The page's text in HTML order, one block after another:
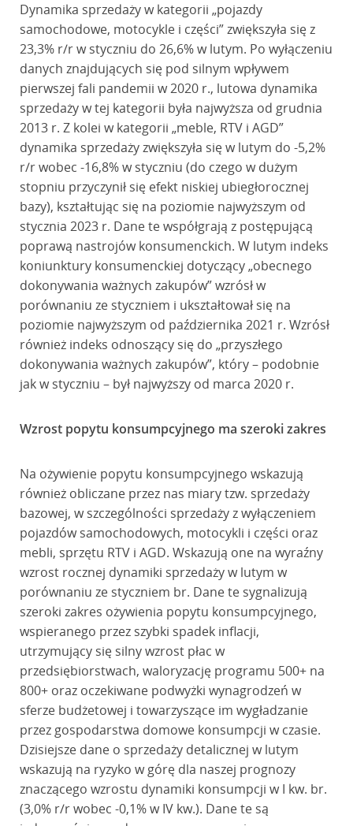
Dynamika sprzedaży w kategorii „pojazdy
samochodowe, motocykle i części” zwiększyła się z
23,3% r/r w styczniu do 26,6% w lutym. Po wyłączeniu
danych znajdujących się pod silnym wpływem
pierwszej fali pandemii w 2020 r., lutowa dynamika
sprzedaży w tej kategorii była najwyższa od grudnia
2013 r. Z kolei w kategorii „meble, RTV i AGD”
dynamika sprzedaży zwiększyła się w lutym do -5,2%
r/r wobec -16,8% w styczniu (do czego w dużym
stopniu przyczynił się efekt niskiej ubiegłorocznej
bazy), kształtując się na poziomie najwyższym od
stycznia 2023 r. Dane te współgrają z postępującą
poprawą nastrojów konsumenckich. W lutym indeks
koniunktury konsumenckiej dotyczący „obecnego
dokonywania ważnych zakupów” wzrósł w
porównaniu ze styczniem i ukształtował się na
poziomie najwyższym od października 2021 r. Wzrósł
również indeks odnoszący się do „przyszłego
dokonywania ważnych zakupów”, który – podobnie
jak w styczniu – był najwyższy od marca 2020 r.
Wzrost popytu konsumpcyjnego ma szeroki zakres
Na ożywienie popytu konsumpcyjnego wskazują
również obliczane przez nas miary tzw. sprzedaży
bazowej, w szczególności sprzedaży z wyłączeniem
pojazdów samochodowych, motocykli i części oraz
mebli, sprzętu RTV i AGD. Wskazują one na wyraźny
wzrost rocznej dynamiki sprzedaży w lutym w
porównaniu ze styczniem br. Dane te sygnalizują
szeroki zakres ożywienia popytu konsumpcyjnego,
wspieranego przez szybki spadek inflacji,
utrzymujący się silny wzrost płac w
przedsiębiorstwach, waloryzację programu 500+ na
800+ oraz oczekiwane podwyżki wynagrodzeń w
sferze budżetowej i towarzyszące im wygładzanie
przez gospodarstwa domowe konsumpcji w czasie.
Dzisiejsze dane o sprzedaży detalicznej w lutym
wskazują na ryzyko w górę dla naszej prognozy
znaczącego wzrostu dynamiki konsumpcji w I kw. br.
(3,0% r/r wobec -0,1% w IV kw.). Dane te są